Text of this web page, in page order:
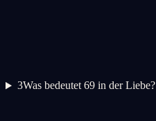
3Was bedeutet 69 in der Liebe?